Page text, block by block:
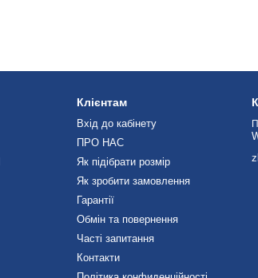
Клієнтам
Вхід до кабінету
ПРО НАС
Як підібрати розмір
Як зробити замовлення
Гарантії
Обмін та повернення
Часті запитання
Контакти